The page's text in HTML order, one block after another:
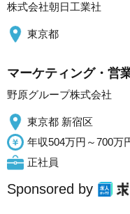
株式会社朝日工業社
東京都
マーケティング・営
野原グループ株式会社
東京都 新宿区
年収504万円～700万
正社員
Sponsored by